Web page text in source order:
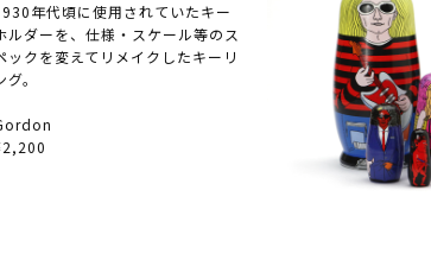
年代頃に使用されていたキー
ルダーを、仕様・スケール等のス
ックを変えてリメイクしたキーリ
グ。